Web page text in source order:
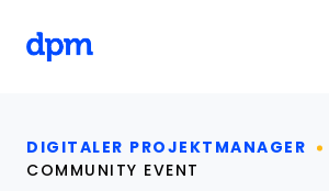
DIGITALER PROJEKTMANAGER
COMMUNITY EVENT